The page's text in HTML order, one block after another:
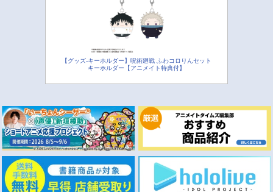
【グッズ-キーホルダー】呪術廻戦 ふわコロりんセット
キーホルダー【アニメイト特典付】